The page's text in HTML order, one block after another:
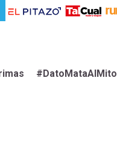
#DatoMataAlMito